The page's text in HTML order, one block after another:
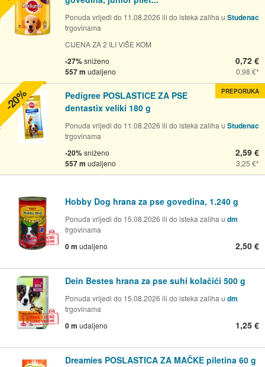
Ponuda vrijedi do 11.08.2026 ili do isteka zaliha u Studenac
trgovinama
CIJENA ZA 2 ILI VIŠE KOM
-27%sniženo
557 m udaljeno
0,72 €
0,98 €
Pedigree POSLASTICE ZA PSE
dentastix veliki 180 g
Ponuda vrijedi do 11.08.2026 ili do isteka zaliha u Studenac
trgovinama
-20%sniženo
557 m udaljeno
2,59 €
3,25 €
PREPORUKA
-20%
Hobby Dog hrana za pse govedina, 1.240 g
Ponuda vrijedi do 15.08.2026 ili do isteka zaliha u dm
trgovinama
0 m udaljeno 2,50 €
Dein Bestes hrana za pse suhi kolačići 500 g
Ponuda vrijedi do 15.08.2026 ili do isteka zaliha u dm
trgovinama
0 m udaljeno 1,25 €
Dreamies POSLASTICA ZA MAČKE piletina 60 g